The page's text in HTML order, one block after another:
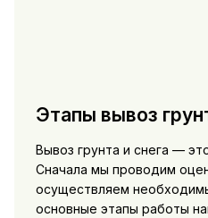
Этапы вывоз
Вывоз грунта и снега —
Сначала мы проводим
осуществляем
основные этапы работы